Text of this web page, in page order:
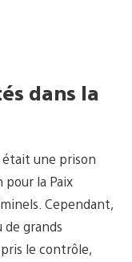
dans la
était une prison
la Paix
Cependant,
de grands
le contrôle,